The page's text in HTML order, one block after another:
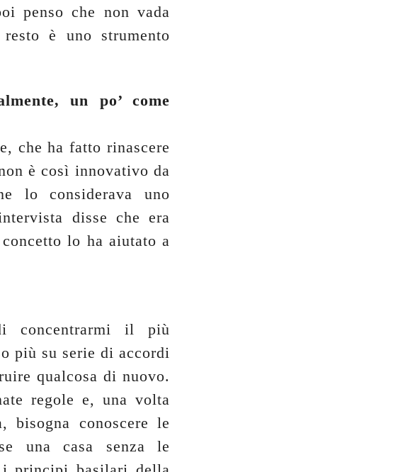
penso che non vada
è uno strumento
un po’ come
che ha fatto rinascere
è così innovativo da
lo considerava uno
disse che era
lo ha aiutato a
concentrarmi il più
più su serie di accordi
qualcosa di nuovo.
regole e, una volta
bisogna conoscere le
una casa senza le